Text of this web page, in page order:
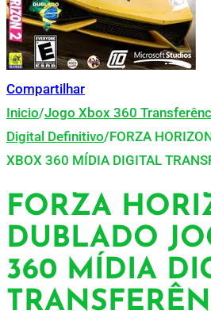
Compartilhar
Inicio/Jogo Xbox 360
Digital Definitivo/FORZA
XBOX 360 MÍDIA DIGITAL
FORZA
DUBLADO
360 MÍDIA